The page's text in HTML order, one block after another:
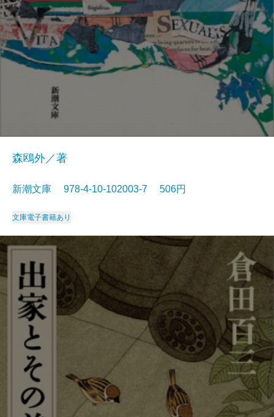
森鴎外／著
新潮文庫 978-4-10-102003-7 506円
文庫電子書籍あり